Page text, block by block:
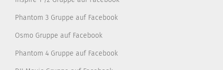
Phantom 3 Gruppe auf Facebook
Osmo Gruppe auf Facebook
Phantom 4 Gruppe auf Facebook